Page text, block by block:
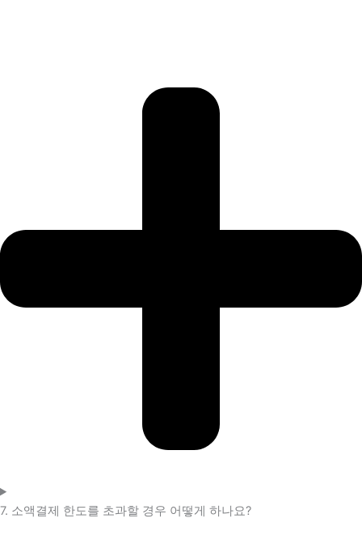
7. 소액결제 한도를 초과할 경우 어떻게 하나요?